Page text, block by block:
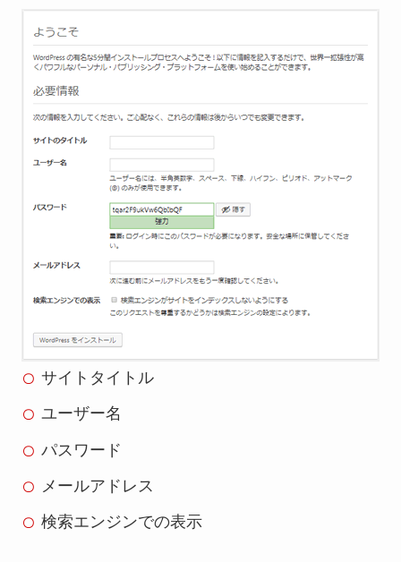
サイトタイトル
ユーザー名
パスワード
メールアドレス
検索エンジンでの表示